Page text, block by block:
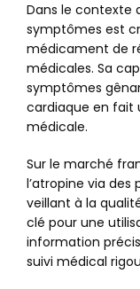
Dans le contexte
symptômes est
médicament de
médicales. Sa
symptômes
cardiaque en fait
médicale.
Sur le marché
l’atropine via des
veillant à la
clé pour une
information
suivi médical